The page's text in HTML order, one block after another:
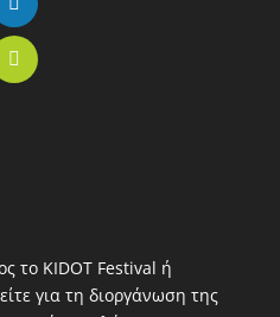
το KIDOT Festival ή
για τη διοργάνωση της